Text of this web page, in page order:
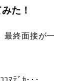
た！
最終面接が一